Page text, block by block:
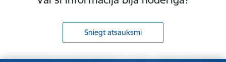
Sniegt atsauksmi